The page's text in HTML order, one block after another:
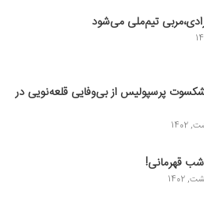
تیم‌ملی می‌شود
پرسپولیس از بی‌وفایی قلعه‌نویی در
قهرمانی!